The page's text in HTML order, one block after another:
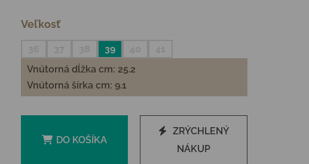
Veľkosť
39
Vnútorná dĺžka cm: 25.2
Vnútorná šírka cm: 9.1
DO KOŠÍKA
ZRÝCHLENÝ
NÁKUP